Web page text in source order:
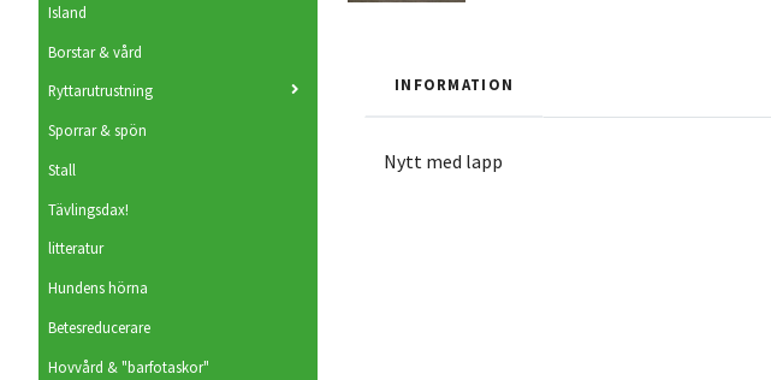
Island
Borstar & vård
Ryttarutrustning
Sporrar & spön
Stall
Tävlingsdax!
litteratur
Hundens hörna
Betesreducerare
Hovvård & "barfotaskor"
INFORMATION
Nytt med lapp